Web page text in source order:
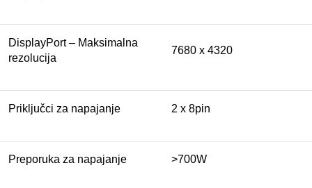
DisplayPort – Maksimalna
rezolucija
7680 x 4320
Priključci za napajanje 2 x 8pin
Preporuka za napajanje >700W